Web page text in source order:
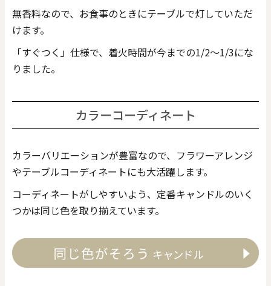
無香料なので、お食事のときにテーブルで灯していただ
けます。
「すぐつく」仕様で、着火時間が今までの1/2～1/3にな
りました。
カラーコーディネート
カラーバリエーションが豊富なので、フラワーアレンジ
やテーブルコーディネートにも大活躍します。
コーディネートがしやすいよう、定番キャンドルのいく
つかは同じ色を取り揃えています。